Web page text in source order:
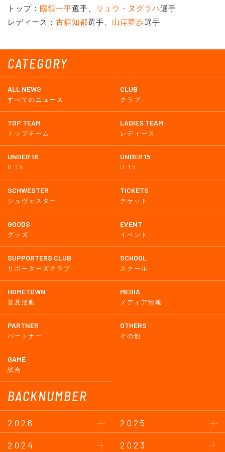
CATEGORY
ALL NEWS
すべてのニュース
CLUB
クラブ
TOP TEAM
トップチーム
LADIES TEAM
レディース
UNDER 18
U-18
UNDER 15
U-15
SCHWESTER
シュヴェスター
TICKETS
チケット
GOODS
グッズ
EVENT
イベント
SUPPORTERS CLUB
サポーターズクラブ
SCHOOL
スクール
HOMETOWN
普及活動
MEDIA
メディア情報
PARTNER
パートナー
OTHERS
その他
GAME
試合
BACKNUMBER
2026
2025
2024
2023
トップ： 國領一平選手、 リュウ・ヌグラハ選手
レディース： 古舘知都選手、 山岸夢歩選手